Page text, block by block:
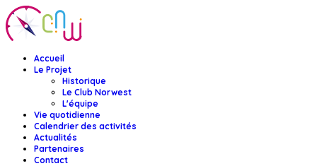
Accueil
Le Projet
Historique
Le Club Norwest
L'équipe
Vie quotidienne
Calendrier des activités
Actualités
Partenaires
Contact